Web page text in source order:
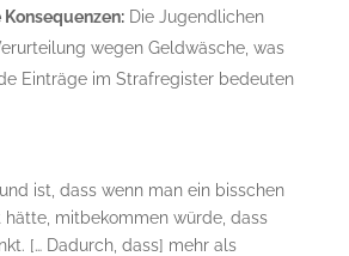
Die Jugendlichen
wegen Geldwäsche, was
Einträge im Strafregister bedeuten
ist, dass wenn man ein bisschen
mitbekommen würde, dass
[… Dadurch, dass] mehr als